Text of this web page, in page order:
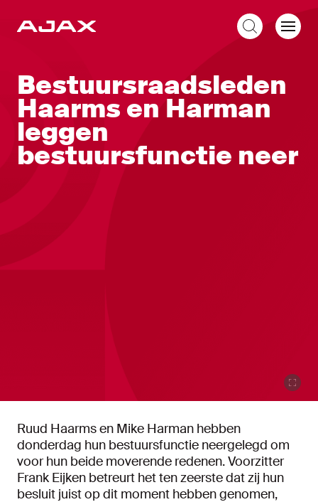
Bestuursraadsleden
Haarms en Harman
leggen
bestuursfunctie neer
Ruud Haarms en Mike Harman hebben
donderdag hun bestuursfunctie neergelegd om
voor hun beide moverende redenen. Voorzitter
Frank Eijken betreurt het ten zeerste dat zij hun
besluit juist op dit moment hebben genomen,